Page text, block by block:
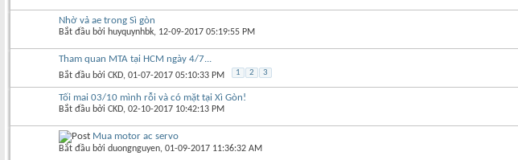
Nhờ vả ae trong Sì gòn
Bắt đầu bởi huyquynhbk‎, 12-09-2017 05:19:55 PM
Tham quan MTA tại HCM ngày 4/7...
Bắt đầu bởi CKD‎, 01-07-2017 05:10:33 PM 1 2 3
Tối mai 03/10 mình rỗi và có mặt tại Xì Gòn!
Bắt đầu bởi CKD‎, 02-10-2017 10:42:13 PM
Mua motor ac servo
Bắt đầu bởi duongnguyen‎, 01-09-2017 11:36:32 AM